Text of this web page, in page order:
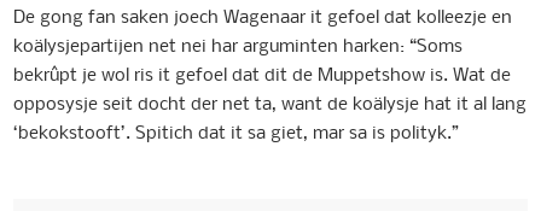
De gong fan saken joech Wagenaar it gefoel dat kolleezje en
koälysjepartijen net nei har arguminten harken: “Soms
bekrûpt je wol ris it gefoel dat dit de Muppetshow is. Wat de
opposysje seit docht der net ta, want de koälysje hat it al lang
‘bekokstooft’. Spitich dat it sa giet, mar sa is polityk.”